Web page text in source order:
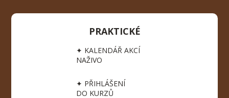
PRAKTICKÉ
✦ KALENDÁŘ AKCÍ
NAŽIVO
✦ PŘIHLÁŠENÍ
DO KURZŮ